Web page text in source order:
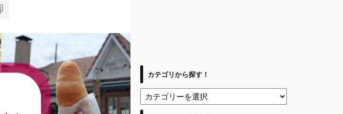
カテゴリから探す！